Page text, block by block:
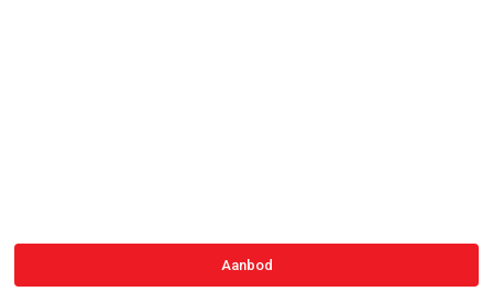
Aanbod